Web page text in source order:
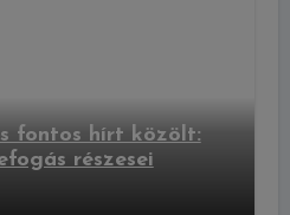
fontos hírt közölt:
részesei